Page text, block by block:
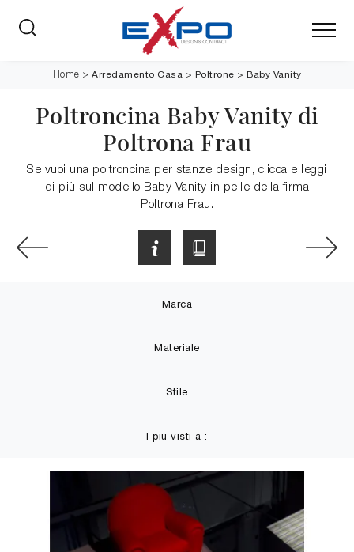
Home > Arredamento Casa > Poltrone > Baby Vanity
Poltroncina Baby Vanity di
Poltrona Frau
Se vuoi una poltroncina per stanze design, clicca e leggi
di più sul modello Baby Vanity in pelle della firma
Poltrona Frau.
Marca
Materiale
Stile
I più visti a :